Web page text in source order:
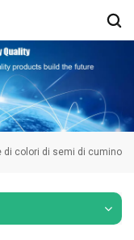
di colori di semi di cumino